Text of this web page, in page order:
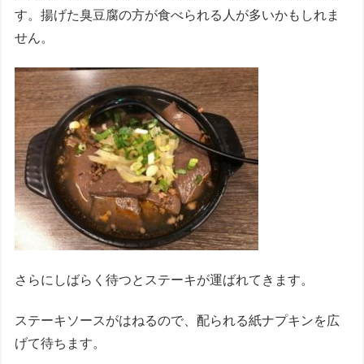
す。揚げた臭豆腐の方が食べられる人が多いかもしれま
せん。
さらにしばらく待つとステーキが運ばれてきます。
ステーキソースがはねるので、配られる紙ナプキンを広
げて待ちます。